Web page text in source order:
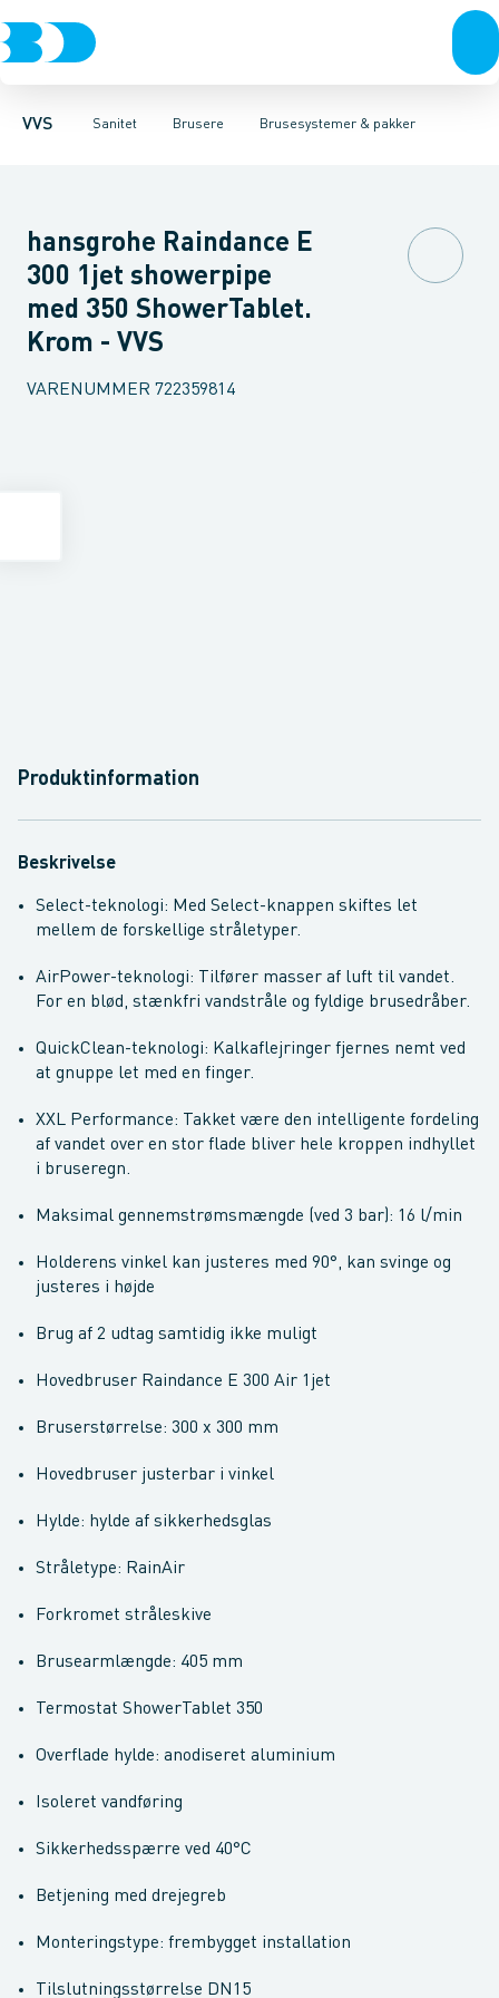
VVS Sanitet
Rør & fittingsPressfittings & rørKuglehaner & ventiler
Brusere
Toiletter, sæder og cisterner VaskeArmaturer Brusere
Brusesystemer & pakker
HåndbrusereBruseslanger BrusesætBrusestænger
hansgrohe Raindance E
300 1jet showerpipe
med 350 ShowerTablet.
Krom - VVS
VARENUMMER 722359814
Produktinformation
Beskrivelse
Select-teknologi: Med Select-knappen skiftes let
mellem de forskellige stråletyper.
AirPower-teknologi: Tilfører masser af luft til vandet.
For en blød, stænkfri vandstråle og fyldige brusedråber.
QuickClean-teknologi: Kalkaflejringer fjernes nemt ved
at gnuppe let med en finger.
XXL Performance: Takket være den intelligente fordeling
af vandet over en stor flade bliver hele kroppen indhyllet
i bruseregn.
Maksimal gennemstrømsmængde (ved 3 bar): 16 l/min
Holderens vinkel kan justeres med 90°, kan svinge og
justeres i højde
Brug af 2 udtag samtidig ikke muligt
Hovedbruser Raindance E 300 Air 1jet
Bruserstørrelse: 300 x 300 mm
Hovedbruser justerbar i vinkel
Hylde: hylde af sikkerhedsglas
Stråletype: RainAir
Forkromet stråleskive
Brusearmlængde: 405 mm
Termostat ShowerTablet 350
Overflade hylde: anodiseret aluminium
Isoleret vandføring
Sikkerhedsspærre ved 40°C
Betjening med drejegreb
Monteringstype: frembygget installation
Tilslutningsstørrelse DN15